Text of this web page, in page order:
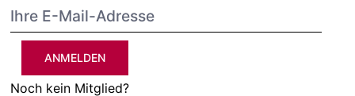
ANMELDEN
Noch kein Mitglied?